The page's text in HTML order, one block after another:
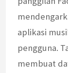
aplikasi
pengguna.
membuat